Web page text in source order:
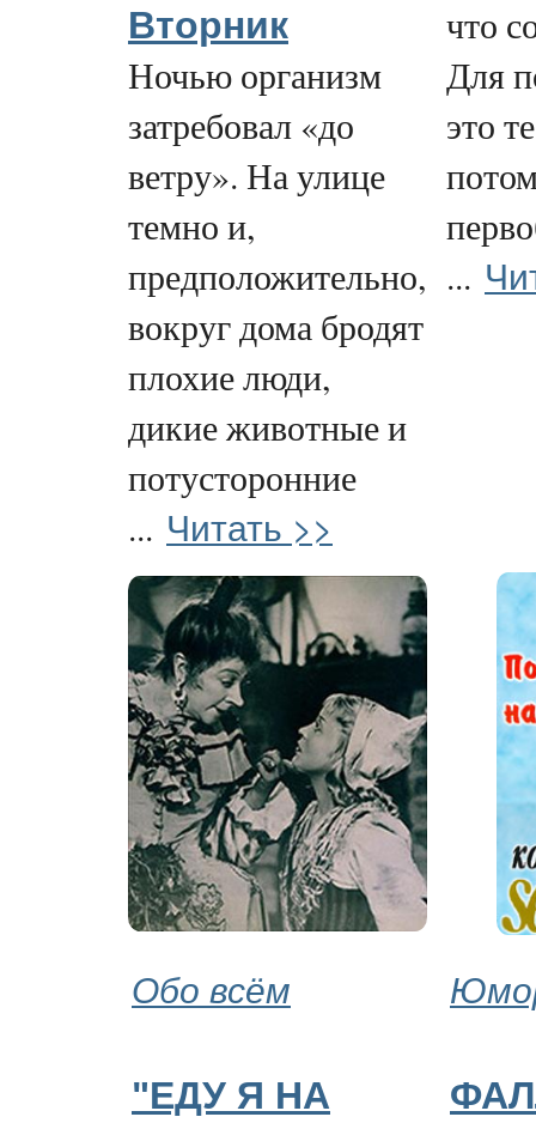
Вторник
Ночью организм
затребовал «до
ветру». На улице
темно и,
предположительно,
вокруг дома бродят
плохие люди,
дикие животные и
потусторонние
... Читать >>
что
Для
это
...
Обо всём
"ЕДУ Я НА